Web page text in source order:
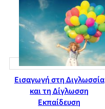
Εισαγωγή στη Διγλωσσία
και τη Δίγλωσση
Εκπαίδευση